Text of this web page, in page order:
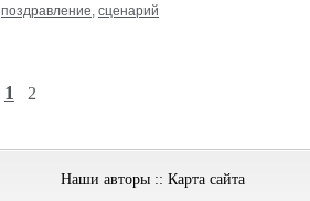
поздравление, сценарий
1 2
Наши авторы:: Карта сайта